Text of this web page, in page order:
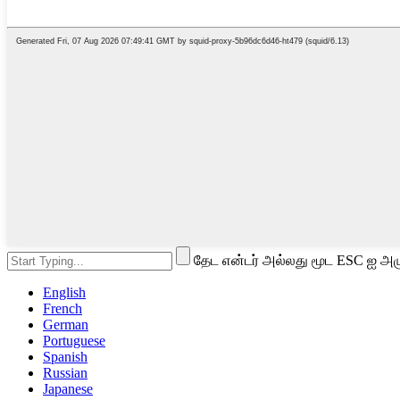
தேட என்டர் அல்லது மூட ESC ஐ
English
French
German
Portuguese
Spanish
Russian
Japanese